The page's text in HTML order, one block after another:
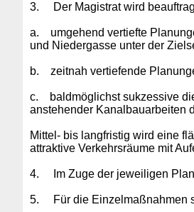
3. Der Magistrat wird
a.
umgehend vertiefte
und Niedergasse unter der
b. zeitnah vertiefende
c.
baldmöglichst sukzessive
anstehender Kanalbauarbeiten
Mittel- bis langfristig wird eine
attraktive Verkehrsräume mit
4. Im Zuge der jeweiligen
5. Für die Einzelmaßnahmen